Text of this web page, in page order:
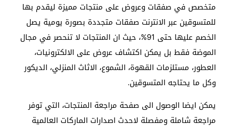
متخصص في صفقات وعروض على منتجات مميزة ليقدم بها
للمتسوقين عبر الانترنت صفقات متجددة بصورة يومية يصل
الخصم عليها حتى 91%، حيث ان المنتجات لا تنحصر في مجال
الموضة فقط بل يمكن اكتشاف عروض على الالكترونيات،
العطور، مستلزمات القهوة، الشموع، الاثاث المنزلي، الديكور
وكل ما يحتاجه المتسوقين.
يمكن ايضا الوصول الى صفحة مراجعة المنتجات، التي توفر
مراجعة شاملة ومفصلة لاحدث اصدارات الماركات العالمية